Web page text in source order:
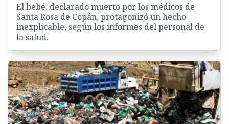
El bebé, declarado muerto por los médicos de
Santa Rosa de Copán, protagonizó un hecho
inexplicable, según los informes del personal de
la salud.